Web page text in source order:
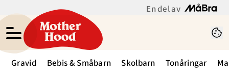
En del av
Gravid Bebis & Småbarn Skolbarn Tonåringar